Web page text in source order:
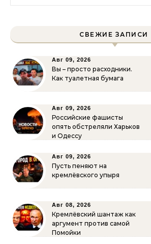
СВЕЖИЕ ЗАПИСИ
Авг 09, 2026
Вы – просто расходники.
Как туалетная бумага
Авг 09, 2026
Российские фашисты
опять обстреляли Харьков
и Одессу
Авг 09, 2026
Пусть пеняют на
кремлёвского упыря
Авг 08, 2026
Кремлёвский шантаж как
аргумент против самой
Помойки